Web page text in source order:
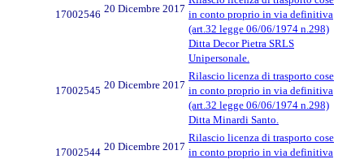
17002546 20 Dicembre 2017 in conto proprio in via definitiva
(art.32 legge 06/06/1974 n.298)
Ditta Decor Pietra SRLS
Unipersonale.
17002545 20 Dicembre 2017
Rilascio licenza di trasporto cose
in conto proprio in via definitiva
(art.32 legge 06/06/1974 n.298)
Ditta Minardi Santo.
17002544 20 Dicembre 2017
Rilascio licenza di trasporto cose
in conto proprio in via definitiva